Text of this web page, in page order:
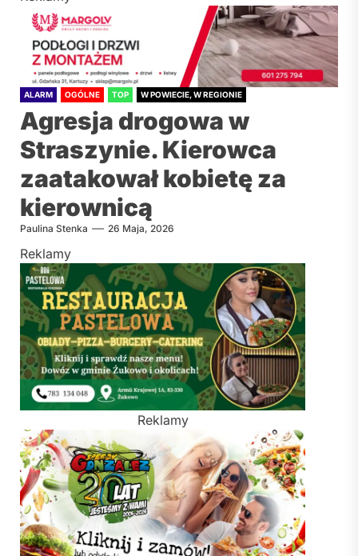
ALARM OGÓLNE TOP W POWIECIE, W REGIONIE
Agresja drogowa w
Straszynie. Kierowca
zaatakował kobietę za
kierownicą
Paulina Stenka 26 Maja, 2026
Reklamy
Reklamy